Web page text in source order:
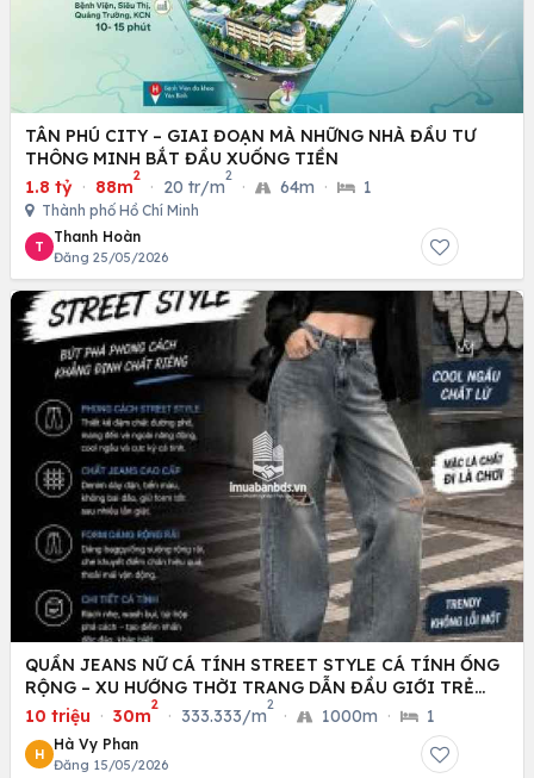
TÂN PHÚ CITY – GIAI ĐOẠN MÀ NHỮNG NHÀ ĐẦU TƯ
THÔNG MINH BẮT ĐẦU XUỐNG TIỀN
1.8 tỷ · 88m
2
· 20 tr/m
2
· 64m · 1
Thành phố Hồ Chí Minh
T
Thanh Hoàn
Đăng 25/05/2026
QUẦN JEANS NỮ CÁ TÍNH STREET STYLE CÁ TÍNH ỐNG
RỘNG – XU HƯỚNG THỜI TRANG DẪN ĐẦU GIỚI TRẺ
HIỆN NAY
10 triệu · 30m
2
· 333.333/m
2
· 1000m · 1
H
Hà Vy Phan
Đăng 15/05/2026